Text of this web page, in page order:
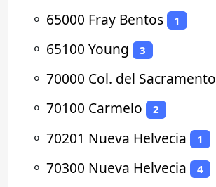
⚬ 65000 Fray Bentos 1
⚬ 65100 Young 3
⚬ 70000 Col. del Sacramento
⚬ 70100 Carmelo 2
⚬ 70201 Nueva Helvecia 1
⚬ 70300 Nueva Helvecia 4